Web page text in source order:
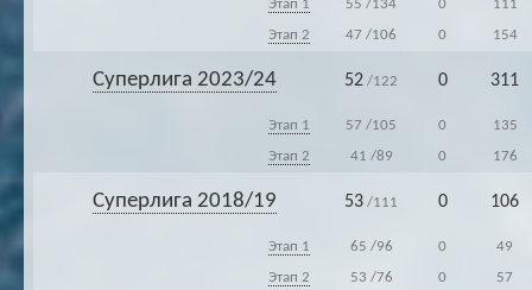
Этап 1 55 /134 0
111
Этап 2
47 /106 0 154
Суперлига 2023/24 52 /122 0 311
Этап 1 57 /105 0
135
Этап 2
41 /89 0 176
Суперлига 2018/19 53 /111 0 106
Этап 1 65 /96 0
49
Этап 2
53 /76 0 57